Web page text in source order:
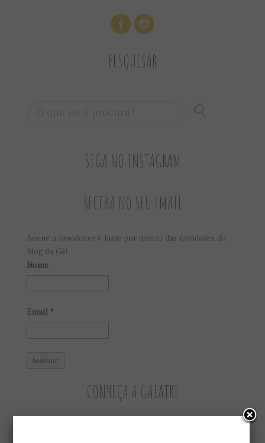
PESQUISAR
SIGA NO INSTAGRAM
RECEBA NO SEU EMAIL
Assine a newsletter e fique por dentro das novidades do
Blog da Gê!
Nome
Email *
CONHEÇA A GAIATRI